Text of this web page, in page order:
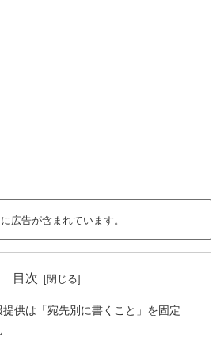
広告が含まれています。
目次
供は「宛先別に書くこと」を固定